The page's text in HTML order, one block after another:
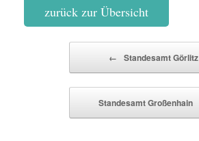
zurück zur Übersicht
← Standesamt Görlitz
Standesamt Großenhain